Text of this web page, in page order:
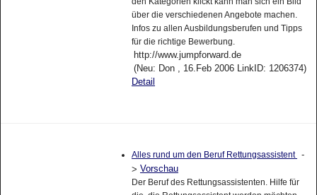
den Kategorien klickt kann man sich ein Bild
über die verschiedenen Angebote machen.
Infos zu allen Ausbildungsberufen und Tipps
für die richtige Bewerbung.
http://www.jumpforward.de
(Neu: Don , 16.Feb 2006 LinkID: 1206374)
Detail
Alles rund um den Beruf Rettungsassistent
> Vorschau
Der Beruf des Rettungsassistenten. Hilfe für